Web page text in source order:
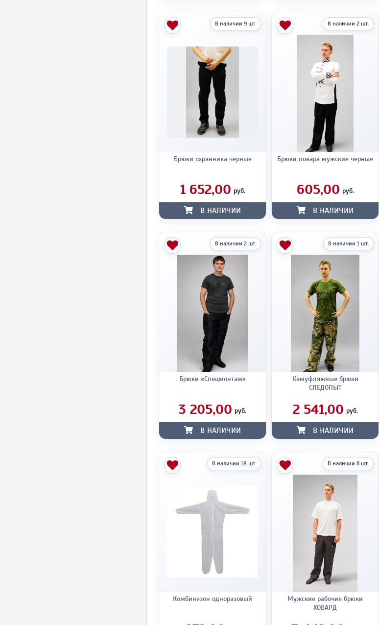
В наличии 9 шт.
Брюки охранника черные
1 652,00 руб.
В НАЛИЧИИ
В наличии 2 шт.
Брюки повара мужские черные
605,00 руб.
В НАЛИЧИИ
В наличии 2 шт.
Брюки «Спецмонтаж»
3 205,00 руб.
В НАЛИЧИИ
В наличии 1 шт.
Камуфляжные брюки
СЛЕДОПЫТ
2 541,00 руб.
В НАЛИЧИИ
В наличии 18 шт.
Комбинезон одноразовый
В наличии 6 шт.
Мужские рабочие брюки
ХОВАРД